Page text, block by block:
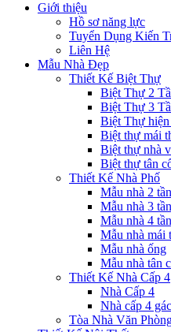
Giới thiệu
Hồ sơ năng lực
Tuyển Dụng Kiến
Liên Hệ
Mẫu Nhà Đẹp
Thiết Kế Biệt Thự
Biệt Thự 2
Biệt Thự 3
Biệt Thự hiện
Biệt thự mái
Biệt thự nhà
Biệt thự tân
Thiết Kế Nhà Phố
Mẫu nhà 2
Mẫu nhà 3
Mẫu nhà 4
Mẫu nhà mái
Mẫu nhà ống
Mẫu nhà tân
Thiết Kế Nhà Cấp 4
Nhà Cấp 4
Nhà cấp 4
Tòa Nhà Văn